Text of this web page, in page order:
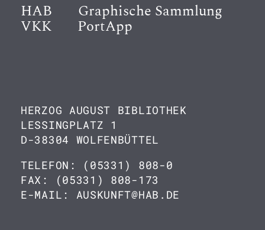
HAB Graphische Sammlung
VKK PortApp
HERZOG AUGUST BIBLIOTHEK
LESSINGPLATZ 1
D-38304 WOLFENBÜTTEL
TELEFON: (05331) 808-0
FAX: (05331) 808-173
E-MAIL: AUSKUNFT@HAB.DE